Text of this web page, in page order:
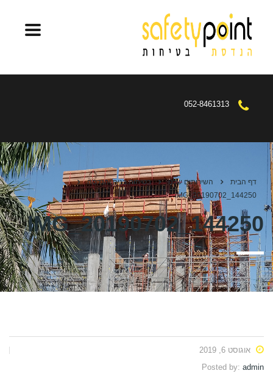
052-8461313
דף הבית השירותים שלנו
בטיחות בניה והנדסה
IMG_20190702_144250
IMG_20190702_144250
אוגוסט 6, 2019
Posted by: admin